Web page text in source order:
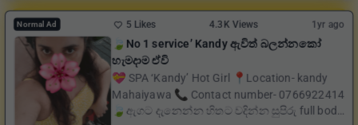
Normal Ad 5 Likes 4.3K Views 1yr ago
🍃No 1 service’ Kandy ඇවිත් බලන්නකෝ
හැමදාම ඒවි
💝 SPA ‘Kandy’ Hot Girl 📍Location- kandy
Mahaiyawa 📞 Contact number- 0766922414
🍃ඇගට දැනෙන්න හිතට වදින්න සුපිරු full body